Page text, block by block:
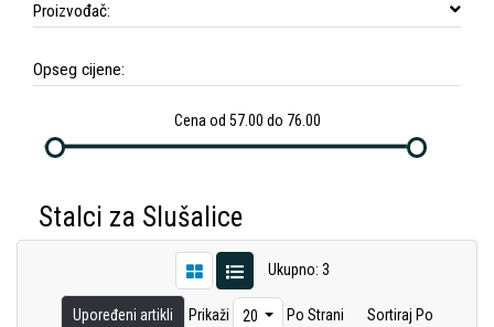
Proizvođač:
Opseg cijene:
Cena od 57.00 do 76.00
Stalci za Slušalice
Ukupno: 3
Upoređeni artikli Prikaži 20 Po Strani Sortiraj Po